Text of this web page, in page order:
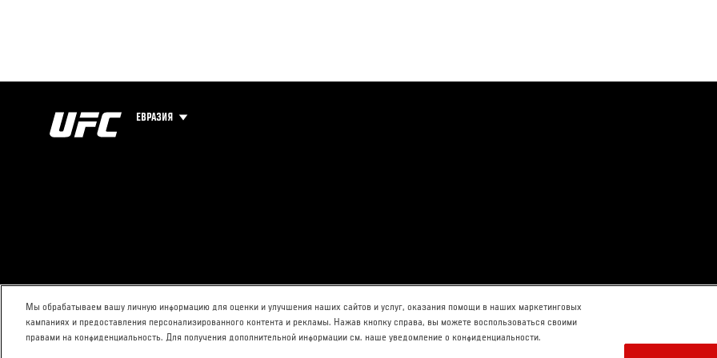
ЕВРАЗИЯ
Мы обрабатываем вашу личную информацию для оценки и улучшения наших сайтов и услуг, оказания помощи в наших маркетинговых
кампаниях и предоставления персонализированного контента и рекламы. Нажав кнопку справа, вы можете воспользоваться своими
правами на конфиденциальность. Для получения дополнительной информации см. наше уведомление о конфиденциальности.